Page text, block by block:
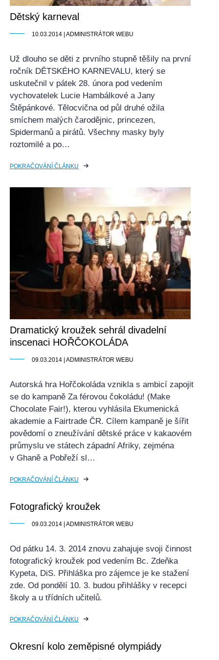
Dětský karneval
10.03.2014 | ADMINISTRÁTOR WEBU
Už dlouho se děti z prvního stupně těšily na první
ročník DĚTSKÉHO KARNEVALU, který se
uskutečnil v pátek 28. února pod vedením
vychovatelek Lucie Hambálkové a Jany
Štěpánkové. Tělocvična od půl druhé ožila
smíchem malých čarodějnic, princezen,
Spidermanů a pirátů. Všechny masky byly
roztomilé a po…
POKRAČOVÁNÍ ČLÁNKU
Dramatický kroužek sehrál divadelní
inscenaci HOŘČOKOLÁDA
09.03.2014 | ADMINISTRÁTOR WEBU
Autorská hra Hořčokoláda vznikla s ambicí zapojit
se do kampaně Za férovou čokoládu! (Make
Chocolate Fair!), kterou vyhlásila Ekumenická
akademie a Fairtrade ČR. Cílem kampaně je šířit
povědomí o zneužívání dětské práce v kakaovém
průmyslu ve státech západní Afriky, zejména
v Ghaně a Pobřeží sl…
POKRAČOVÁNÍ ČLÁNKU
Fotografický kroužek
09.03.2014 | ADMINISTRÁTOR WEBU
Od pátku 14. 3. 2014 znovu zahajuje svoji činnost
fotografický kroužek pod vedením Bc. Zdeňka
Kypeta, DiS. Přihláška pro zájemce je ke stažení
zde. Od pondělí 10. 3. budou přihlášky v recepci
školy a u třídních učitelů.
POKRAČOVÁNÍ ČLÁNKU
Okresní kolo zeměpisné olympiády